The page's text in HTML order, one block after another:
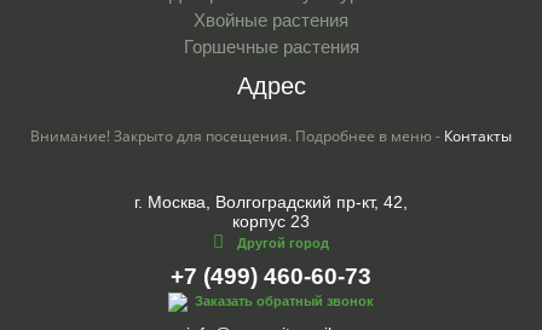
Хвойные растения
Горшечные растения
Адрес
Внимание! Закрыто для посещения. Подробнее в меню - Контакты
г. Москва, Волгоградский пр-кт, 42,
корпус 23
Другой город
+7 (499) 460-60-73
Заказать обратный звонок